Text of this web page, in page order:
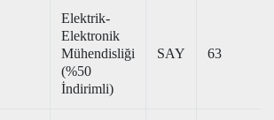
Elektrik-
Elektronik
Mühendisliği
(%50
İndirimli)
SAY 63